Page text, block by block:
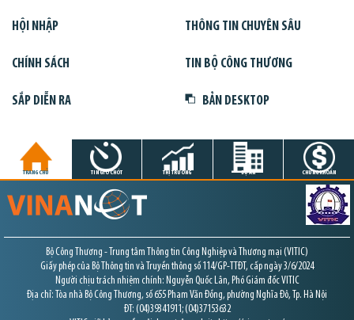
HỘI NHẬP THÔNG TIN CHUYÊN SÂU
CHÍNH SÁCH TIN BỘ CÔNG THƯƠNG
SẮP DIỄN RA BẢN DESKTOP
TRANG CHỦ TIN GIỜ CHÓT THỊ TRƯỜNG DỰ ÁN CHỨNG KHOÁN
Bộ Công Thương - Trung tâm Thông tin Công Nghiệp và Thương mại (VITIC)
Giấy phép của Bộ Thông tin và Truyền thông số 114/GP-TTĐT, cấp ngày 3/6/2024
Người chịu trách nhiệm chính: Nguyễn Quốc Lân, Phó Giám đốc VITIC
Địa chỉ: Tòa nhà Bộ Công Thương, số 655 Phạm Văn Đồng, phường Nghĩa Đô, Tp. Hà Nội
ĐT: (04)39341911; (04)37153632